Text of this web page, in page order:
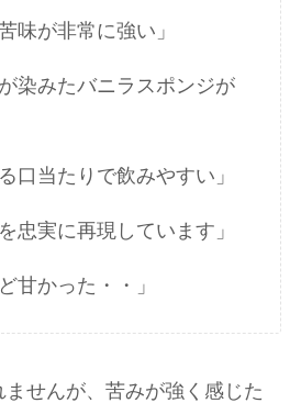
味が非常に強い」
染みたバニラスポンジが
口当たりで飲みやすい」
忠実に再現しています」
甘かった・・」
せんが、苦みが強く感じた